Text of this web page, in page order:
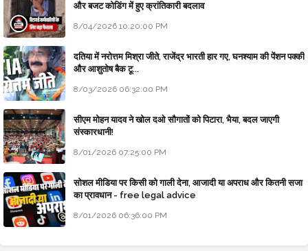
और बजट कोडिंग में हुए क्रांतिकारी बदलाव
8/04/2026 10:20:00 PM
दतिया में नरोत्तम मिश्रा जीते, राजेंद्र भारती हार गए, घनश्याम की पेंशन पक्की
और आशुतोष बैक टू...
8/03/2026 06:32:00 PM
सीएम मोहन यादव ने खोल दओ सौगातों को पिटारा, भैया, बदल जाएगी
संस्कारधानी!
8/01/2026 07:25:00 PM
सोशल मीडिया पर किसी को गाली देना, आजादी या अपराध और कितनी सजा
का प्रावधान - free legal advice
8/01/2026 06:36:00 PM